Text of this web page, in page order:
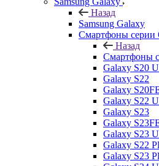
Назад
Samsung Galaxy
Смартфоны серии
Назад
Смартфоны
Galaxy S20
Galaxy S22
Galaxy
Galaxy S22
Galaxy S23
Galaxy
Galaxy S23
Galaxy S22
Galaxy S23